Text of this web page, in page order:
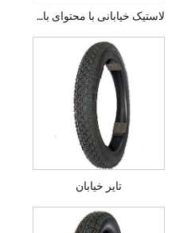
لاستیک خیابانی با محتوای بالای لاستیک
تایر خیابان